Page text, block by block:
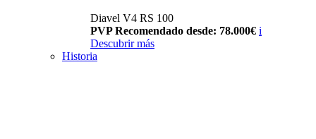
Diavel V4 RS 100
PVP Recomendado desde: 78.000€ i
Descubrir más
Historia